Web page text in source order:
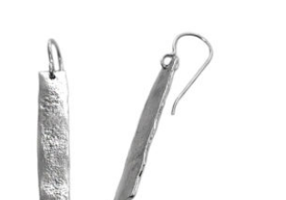
Boucles d’oreille BAHIA